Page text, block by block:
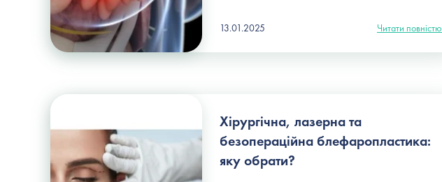
13.01.2025 Читати повністю
Хірургічна, лазерна та
безопераційна блефаропластика:
яку обрати?